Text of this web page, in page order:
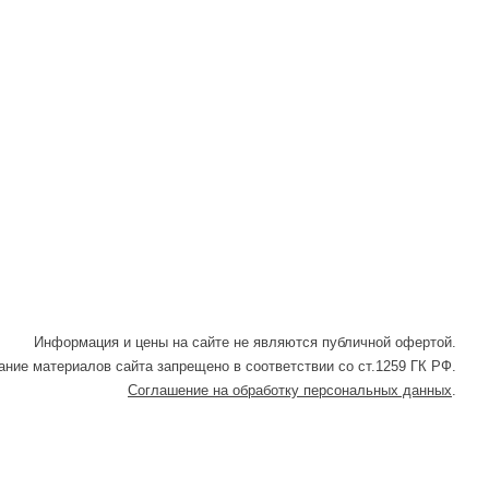
Информация и цены на сайте не являются публичной офертой.
материалов сайта запрещено в соответствии со ст.1259 ГК РФ.
Соглашение на обработку персональных данных.